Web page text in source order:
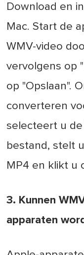
Download en
Mac. Start de
WMV-video
vervolgens op
op "Opslaan".
converteren
selecteert u
bestand, stelt
MP4 en klikt u
3. Kunnen
apparaten